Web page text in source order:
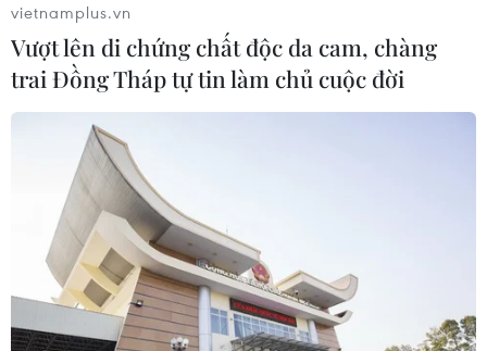
TIN CÙNG CHUYÊN MỤC
Ớt nhập khẩu từ Mexico khiến hàng
trăm người tiêu dùng Mỹ nhiễm
khuẩn Salmonella
07/08/2026 00:43
vietnamplus.vn
Vượt lên di chứng chất độc da cam, chàng
trai Đồng Tháp tự tin làm chủ cuộc đời